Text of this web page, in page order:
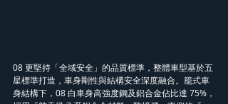
08 更堅持「全域安全」的品質標準，整體車型基於五
星標準打造，車身剛性與結構安全深度融合。籠式車
身結構下，08 白車身高強度鋼及鋁合金佔比達 75%，